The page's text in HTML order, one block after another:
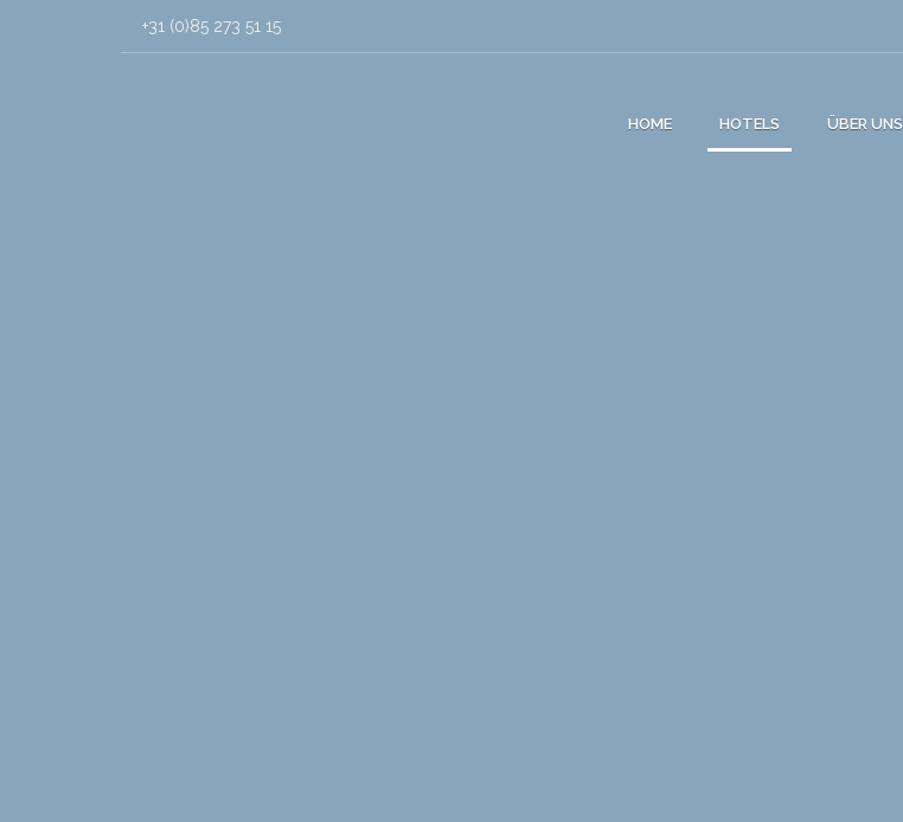
+31 (0)85 273 51 15
HOME HOTELS ÜBER UNS